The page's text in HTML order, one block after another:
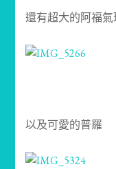
還有超大的阿福氣
以及可愛的普羅